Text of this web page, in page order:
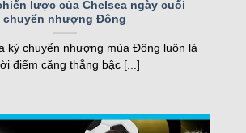
Juventus Women
SCU Torreense Women
1
càng khẳng định vị thế của
nổi bật của Kqbd – Kết
lược của Chelsea ngày cuối
chuyển nhượng Đông
kỳ chuyển nhượng mùa Đông luôn là
điểm căng thẳng bậc [...]